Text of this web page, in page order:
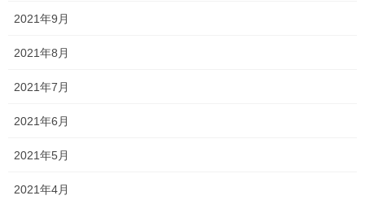
の入ったブレスレット
2021年9月
2021年8月
2021年7月
2021年6月
2021年5月
2021年4月